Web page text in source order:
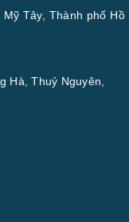
Tây, Thành phố Hồ
Hà, Thuỷ Nguyên,